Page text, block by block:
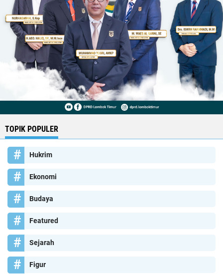
TOPIK POPULER
Hukrim
Ekonomi
Budaya
Featured
Sejarah
Figur